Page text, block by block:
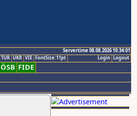
Servertime 08.08.2026 10:34:01
Logout
Login
TUR UKR VIE FontSize:11pt
ÖSB FIDE